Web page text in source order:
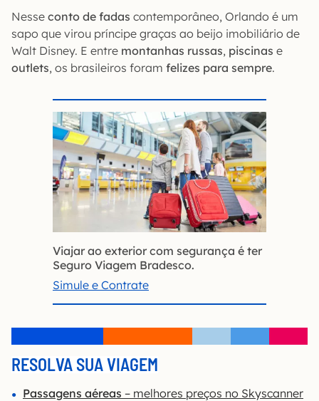
Nesse conto de fadas contemporâneo, Orlando é um
sapo que virou príncipe graças ao beijo imobiliário de
Walt Disney. E entre montanhas russas, piscinas e
outlets, os brasileiros foram felizes para sempre.
Viajar ao exterior com segurança é ter
Seguro Viagem Bradesco.
Simule e Contrate
RESOLVA SUA VIAGEM
Passagens aéreas – melhores preços no Skyscanner